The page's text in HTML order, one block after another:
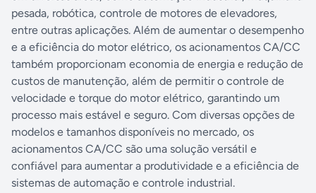
pesada, robótica, controle de motores de elevadores,
entre outras aplicações. Além de aumentar o desempenho
e a eficiência do motor elétrico, os acionamentos CA/CC
também proporcionam economia de energia e redução de
custos de manutenção, além de permitir o controle de
velocidade e torque do motor elétrico, garantindo um
processo mais estável e seguro. Com diversas opções de
modelos e tamanhos disponíveis no mercado, os
acionamentos CA/CC são uma solução versátil e
confiável para aumentar a produtividade e a eficiência de
sistemas de automação e controle industrial.